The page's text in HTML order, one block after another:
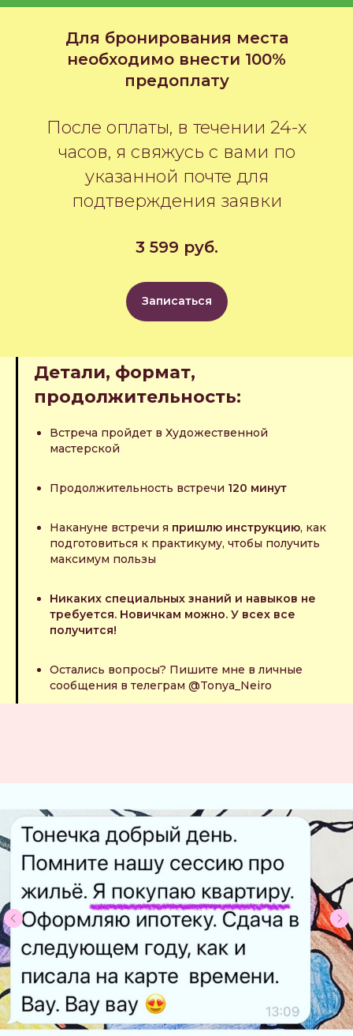
Для бронирования места
необходимо внести 100%
предоплату
После оплаты, в течении 24-х
часов, я свяжусь с вами по
указанной почте для
подтверждения заявки
3 599 руб.
Записаться
Детали, формат,
продолжительность:
Встреча пройдет в Художественной
мастерской
Продолжительность встречи 120 минут
Накануне встречи я пришлю инструкцию, как
подготовиться к практикуму, чтобы получить
максимум пользы
Никаких специальных знаний и навыков не
требуется. Новичкам можно. У всех все
получится!
Остались вопросы? Пишите мне в личные
сообщения в телеграм @Tonya_Neiro